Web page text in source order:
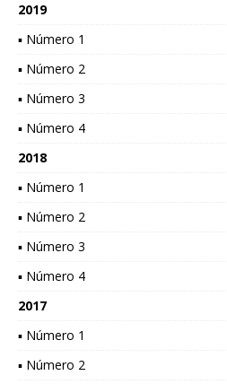
2019
▪ Número 1
▪ Número 2
▪ Número 3
▪ Número 4
2018
▪ Número 1
▪ Número 2
▪ Número 3
▪ Número 4
2017
▪ Número 1
▪ Número 2